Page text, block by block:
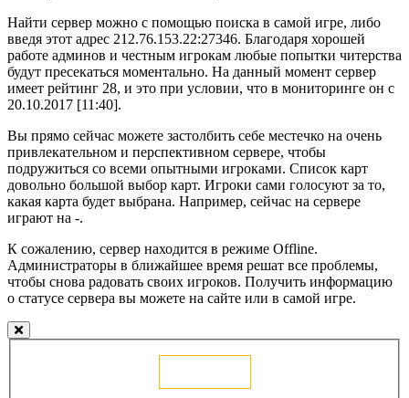
Найти сервер можно с помощью поиска в самой игре, либо
введя этот адрес 212.76.153.22:27346. Благодаря хорошей
работе админов и честным игрокам любые попытки читерства
будут пресекаться моментально. На данный момент сервер
имеет рейтинг 28, и это при условии, что в мониторинге он с
20.10.2017 [11:40].
Вы прямо сейчас можете застолбить себе местечко на очень
привлекательном и перспективном сервере, чтобы
подружиться со всеми опытными игроками. Список карт
довольно большой выбор карт. Игроки сами голосуют за то,
какая карта будет выбрана. Например, сейчас на сервере
играют на -.
К сожалению, сервер находится в режиме Offline.
Администраторы в ближайшее время решат все проблемы,
чтобы снова радовать своих игроков. Получить информацию
о статусе сервера вы можете на сайте или в самой игре.